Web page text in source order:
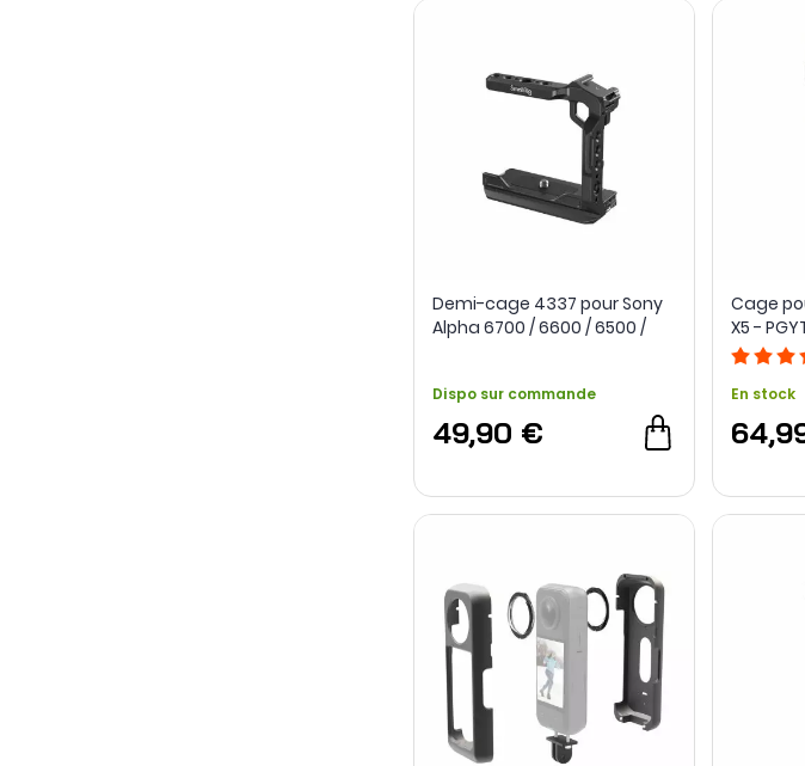
Demi-cage 4337 pour Sony
Alpha 6700 / 6600 / 6500 /
Dispo sur commande
49,90 €
Cage
X5 -
En stock